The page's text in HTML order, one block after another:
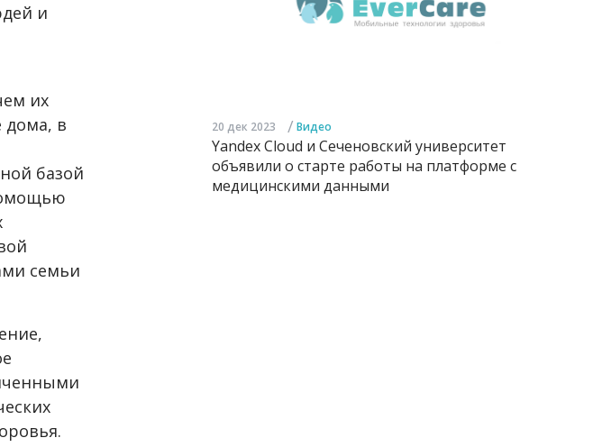
и
их
дома, в
базой
семьи
20 дек 2023 / Видео
Yandex Cloud и Сеченовский университет
объявили о старте работы на платформе с
медицинскими данными